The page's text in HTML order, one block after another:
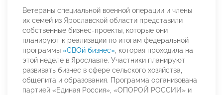
Ветераны специальной военной операции и члены
их семей из Ярославской области представили
собственные бизнес-проекты, которые они
планируют к реализации по итогам федеральной
программы «СВОй бизнес» , которая проходила на
этой неделе в Ярославле. Участники планируют
развивать бизнес в сфере сельского хозяйства,
общепита и образования. Программа организована
партией «Единая Россия», «ОПОРОЙ РОССИИ» и